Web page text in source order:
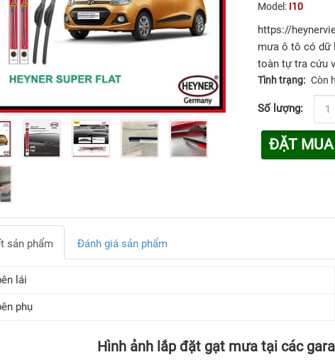
Model: I10
https://
mưa ô tô có dữ
toàn tự tra cứu
Tình trạng: Còn
Số lượng:
ĐẶT MUA
sản phẩm Đánh giá sản phẩm
lái
phụ
Hình ảnh lắp đặt gạt mưa tại các